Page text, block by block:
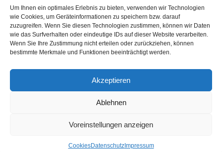
Um Ihnen ein optimales Erlebnis zu bieten, verwenden wir Technologien
wie Cookies, um Geräteinformationen zu speichern bzw. darauf
zuzugreifen. Wenn Sie diesen Technologien zustimmen, können wir Daten
wie das Surfverhalten oder eindeutige IDs auf dieser Website verarbeiten.
Wenn Sie Ihre Zustimmung nicht erteilen oder zurückziehen, können
bestimmte Merkmale und Funktionen beeinträchtigt werden.
Akzeptieren
Ablehnen
Voreinstellungen anzeigen
CookiesDatenschutzImpressum
Klicke hier, um Marketing-Cookies zu
akzeptieren und diesen Inhalt zu
aktivieren
Copyright © 2026